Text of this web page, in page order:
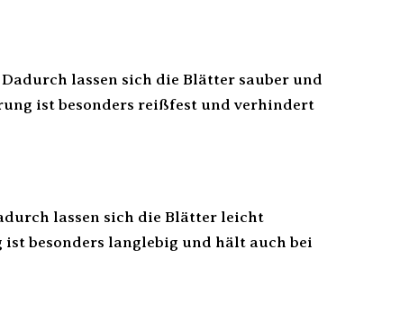
lassen sich die Blätter sauber und
ist besonders reißfest und verhindert
lassen sich die Blätter leicht
besonders langlebig und hält auch bei